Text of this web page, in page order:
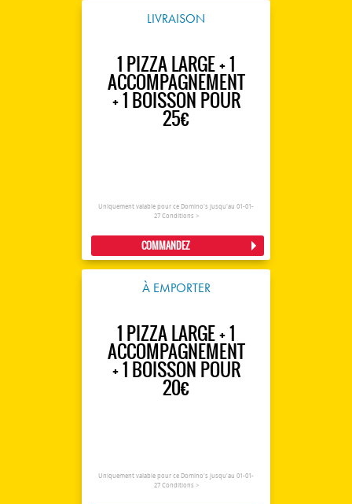
LIVRAISON
1 PIZZA LARGE + 1
ACCOMPAGNEMENT
+ 1 BOISSON POUR
25€
Uniquement valable pour ce Domino's jusqu'au 01-01-
27 Conditions >
COMMANDEZ
À EMPORTER
1 PIZZA LARGE + 1
ACCOMPAGNEMENT
+ 1 BOISSON POUR
20€
Uniquement valable pour ce Domino's jusqu'au 01-01-
27 Conditions >